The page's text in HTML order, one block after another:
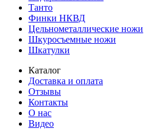
Танто
Финки НКВД
Цельнометаллические ножи
Шкуросъемные ножи
Шкатулки
Каталог
Доставка и оплата
Отзывы
Контакты
О нас
Видео